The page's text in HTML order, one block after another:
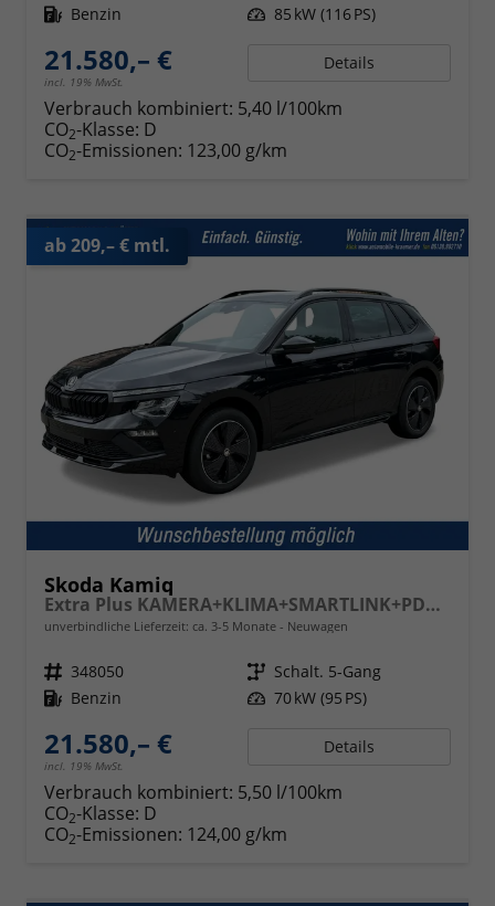
Kraftstoff Benzin Leistung 85 kW (116 PS)
21.580,– €
incl. 19% MwSt.
Details
Verbrauch kombiniert: 5,40 l/100km
CO2-Klasse: D
CO2-Emissionen: 123,00 g/km
ab 209,– € mtl.
Skoda Kamiq
Extra Plus KAMERA+KLIMA+SMARTLINK+PDC+LED+TEMPOMAT
unverbindliche Lieferzeit: ca. 3-5 Monate Neuwagen
Fahrzeugnr. 348050 Getriebe Schalt. 5-Gang
Kraftstoff Benzin Leistung 70 kW (95 PS)
21.580,– €
incl. 19% MwSt.
Details
Verbrauch kombiniert: 5,50 l/100km
CO2-Klasse: D
CO2-Emissionen: 124,00 g/km